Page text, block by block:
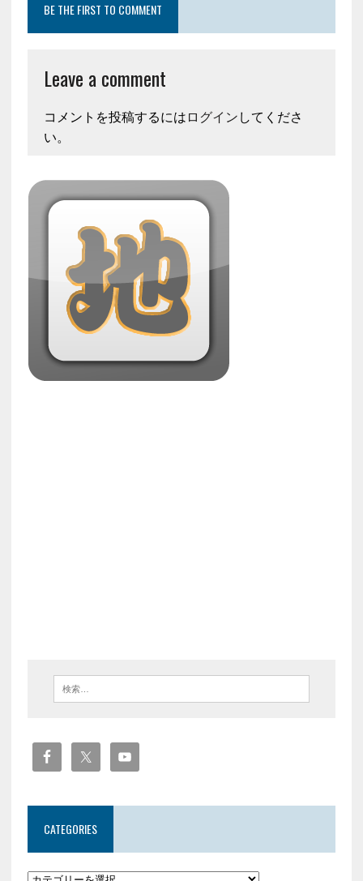
BE THE FIRST TO COMMENT
Leave a comment
コメントを投稿するには ログイン してくださ
い。
CATEGORIES